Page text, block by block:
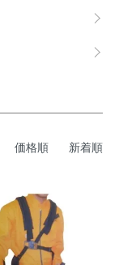
価格順 新着順